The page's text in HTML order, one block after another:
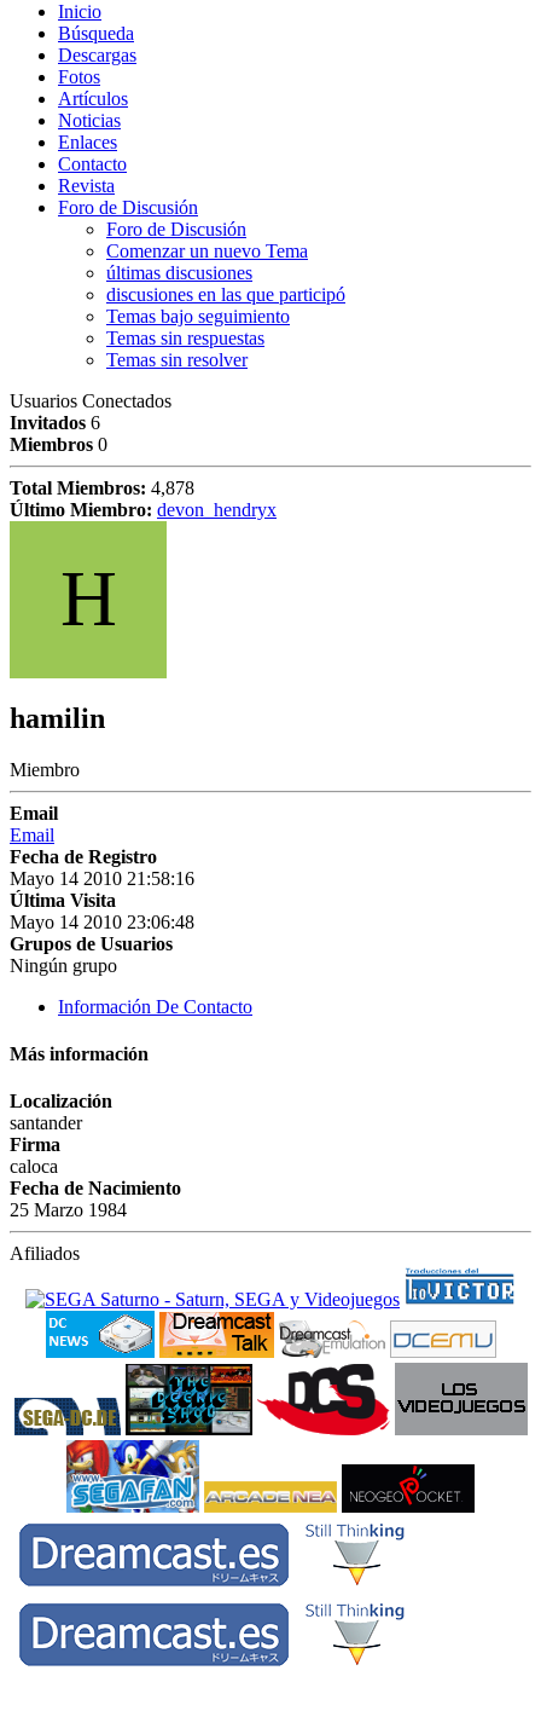
Inicio
Búsqueda
Descargas
Fotos
Artículos
Noticias
Enlaces
Contacto
Revista
Foro de Discusión
Foro de Discusión
Comenzar un nuevo Tema
últimas discusiones
discusiones en las que participó
Temas bajo seguimiento
Temas sin respuestas
Temas sin resolver
Usuarios Conectados
Invitados 6
Miembros 0
Total Miembros: 4,878
Último Miembro: devon_hendryx
H
hamilin
Miembro
Email
Email
Fecha de Registro
Mayo 14 2010 21:58:16
Última Visita
Mayo 14 2010 23:06:48
Grupos de Usuarios
Ningún grupo
Información De Contacto
Más información
Localización
santander
Firma
caloca
Fecha de Nacimiento
25 Marzo 1984
Afiliados